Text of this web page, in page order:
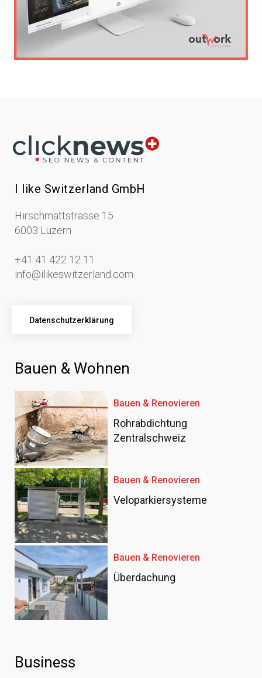
I like Switzerland GmbH
Hirschmattstrasse 15
6003 Luzern
+41 41 422 12 11
info@ilikeswitzerland.com
Datenschutzerklärung
Bauen & Wohnen
Bauen & Renovieren
Rohrabdichtung
Zentralschweiz
Bauen & Renovieren
Veloparkiersysteme
Bauen & Renovieren
Überdachung
Business